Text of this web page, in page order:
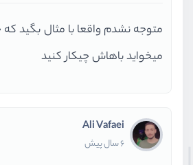
متوجه نشدم واقعا با مثال بگید
میخواید باهاش چیکار کنید
Ali Vafaei
6 سال پیش